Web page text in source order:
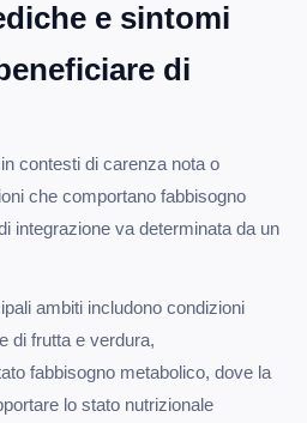
e sintomi
di
contesti di carenza nota o
che comportano fabbisogno
integrazione va determinata da un
ambiti includono condizioni
di frutta e verdura,
fabbisogno metabolico, dove la
lo stato nutrizionale